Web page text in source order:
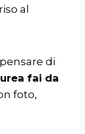
al
di
fai da
foto,